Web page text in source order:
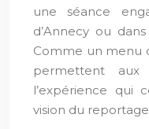
une séance
d’Annecy ou
Comme un menu
permettent
l’expérience qui
vision du